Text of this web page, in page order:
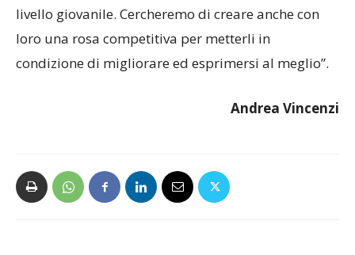
livello giovanile. Cercheremo di creare anche con
loro una rosa competitiva per metterli in
condizione di migliorare ed esprimersi al meglio”.
Andrea Vincenzi